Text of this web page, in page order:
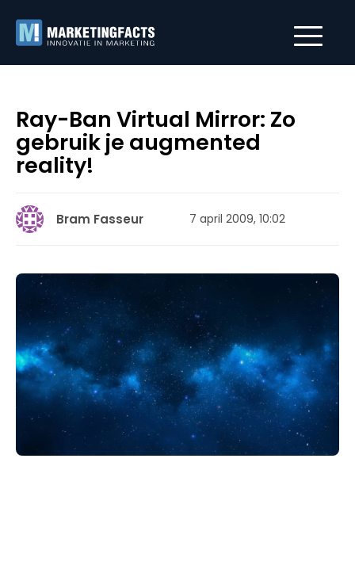
Ray-Ban Virtual Mirror: Zo
gebruik je augmented
reality!
Bram Fasseur 7 april 2009, 10:02